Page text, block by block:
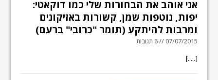
אני אוהב את הבחורות שלי כמו דוקאטי:
יפות, נוטפות שמן, קשורות באזיקונים
ומרבות להיתקע (תומר "כרובי" ברעם)
07/07/2015 // 6 תגובות
[.....]